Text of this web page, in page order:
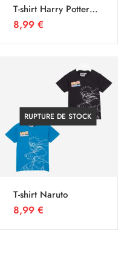
T-shirt Harry Potter
Hogwarts
8,99 €
RUPTURE DE STOCK
T-shirt Naruto
8,99 €